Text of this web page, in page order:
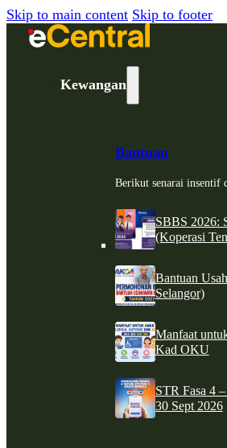
Skip to main content Skip to footer
Kewangan
Bantuan
Berikut senarai insentif
SBBS 2026:
(Koperasi
Bantuan
Selangor)
Manfaat
Kad OKU
STR Fasa 4
30 Sept 2026